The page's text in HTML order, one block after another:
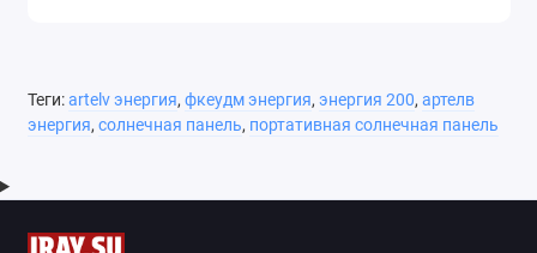
Теги:artelv энергия, фкеудм энергия, энергия 200, артелв
энергия, солнечная панель, портативная солнечная панель